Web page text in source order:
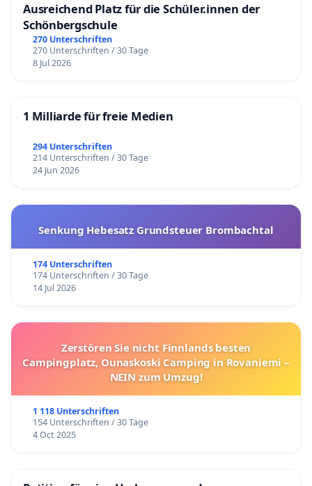
Ausreichend Platz für die Schüler.innen der
Schönbergschule
270 Unterschriften
270 Unterschriften / 30 Tage
8 Jul 2026
1 Milliarde für freie Medien
294 Unterschriften
214 Unterschriften / 30 Tage
24 Jun 2026
Senkung Hebesatz Grundsteuer Brombachtal
174 Unterschriften
174 Unterschriften / 30 Tage
14 Jul 2026
Zerstören Sie nicht Finnlands besten
Campingplatz, Ounaskoski Camping in Rovaniemi –
NEIN zum Umzug!
1 118 Unterschriften
154 Unterschriften / 30 Tage
4 Oct 2025